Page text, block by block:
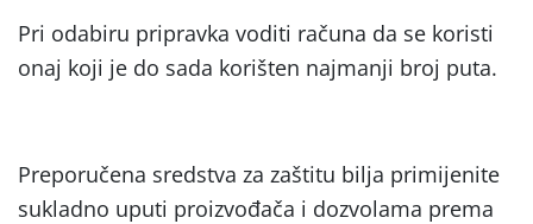
Pri odabiru pripravka voditi računa da se koristi
onaj koji je do sada korišten najmanji broj puta.
Preporučena sredstva za zaštitu bilja primijenite
sukladno uputi proizvođača i dozvolama prema